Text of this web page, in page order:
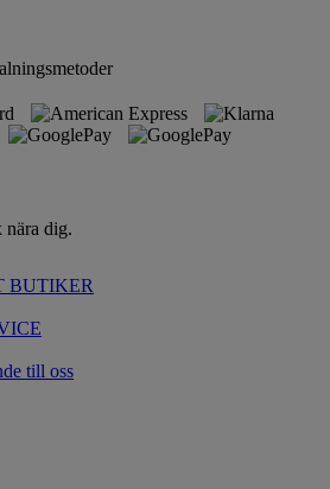
nära dig.
BUTIKER
till oss